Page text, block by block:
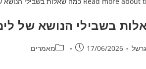
בשבילי הנושא של
17/06/2026 מאמרים